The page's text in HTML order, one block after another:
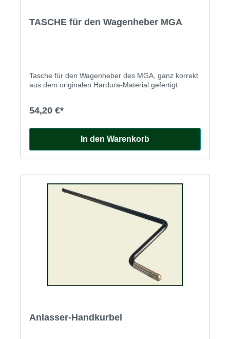
TASCHE für den Wagenheber MGA
Tasche für den Wagenheber des MGA, ganz korrekt
aus dem originalen Hardura-Material gefertigt
54,20 €*
In den Warenkorb
Anlasser-Handkurbel